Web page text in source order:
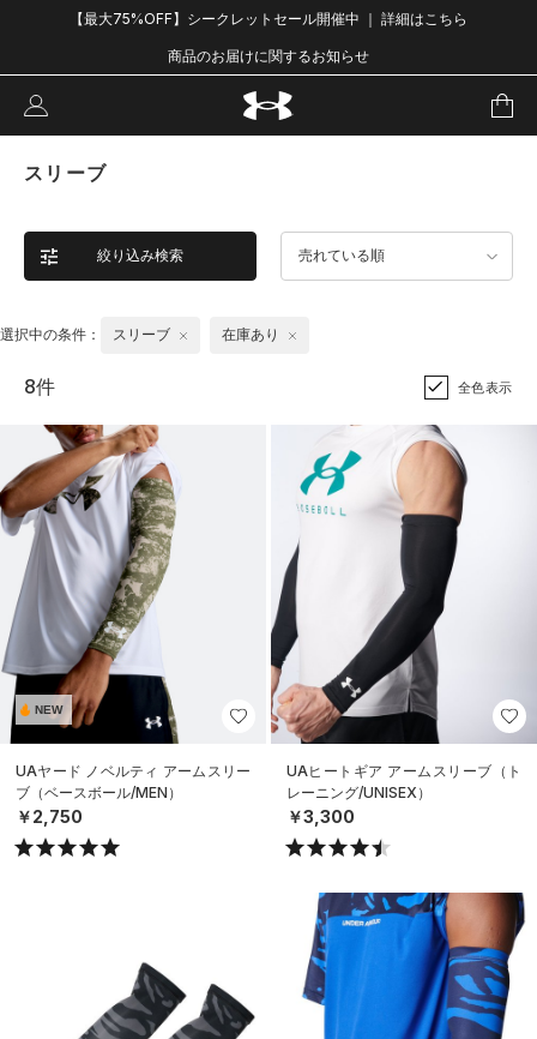
【最大75%OFF】シークレットセール開催中 ｜ 詳細はこちら
商品のお届けに関するお知らせ
スリーブ
絞り込み検索 売れている順
選択中の条件： スリーブ 在庫あり
8件 全色表示
NEW
UAヤード ノベルティ アームスリー
ブ（ベースボール/MEN）
￥2,750
UAヒートギア アームスリーブ（ト
レーニング/UNISEX）
￥3,300